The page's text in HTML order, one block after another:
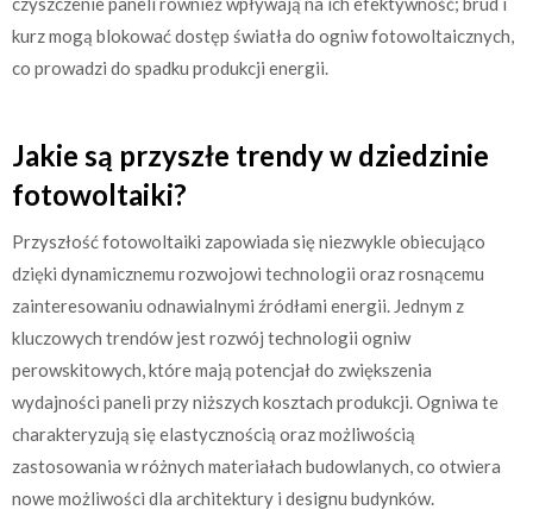
kurz mogą blokować dostęp światła do ogniw fotowoltaicznych,
co prowadzi do spadku produkcji energii.
Jakie są przyszłe trendy w dziedzinie
fotowoltaiki?
Przyszłość fotowoltaiki zapowiada się niezwykle obiecująco
dzięki dynamicznemu rozwojowi technologii oraz rosnącemu
zainteresowaniu odnawialnymi źródłami energii. Jednym z
kluczowych trendów jest rozwój technologii ogniw
perowskitowych, które mają potencjał do zwiększenia
wydajności paneli przy niższych kosztach produkcji. Ogniwa te
charakteryzują się elastycznością oraz możliwością
zastosowania w różnych materiałach budowlanych, co otwiera
nowe możliwości dla architektury i designu budynków.